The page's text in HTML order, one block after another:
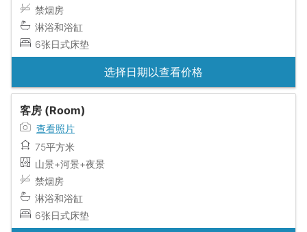
禁烟房
淋浴和浴缸
6张日式床垫
选择日期以查看价格
客房 (Room)
查看照片
75平方米
山景+河景+夜景
禁烟房
淋浴和浴缸
6张日式床垫